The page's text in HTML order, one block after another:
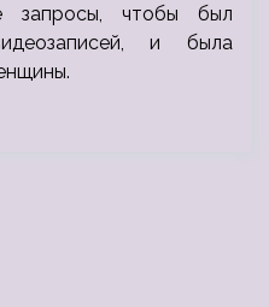
запросы, чтобы был
и была